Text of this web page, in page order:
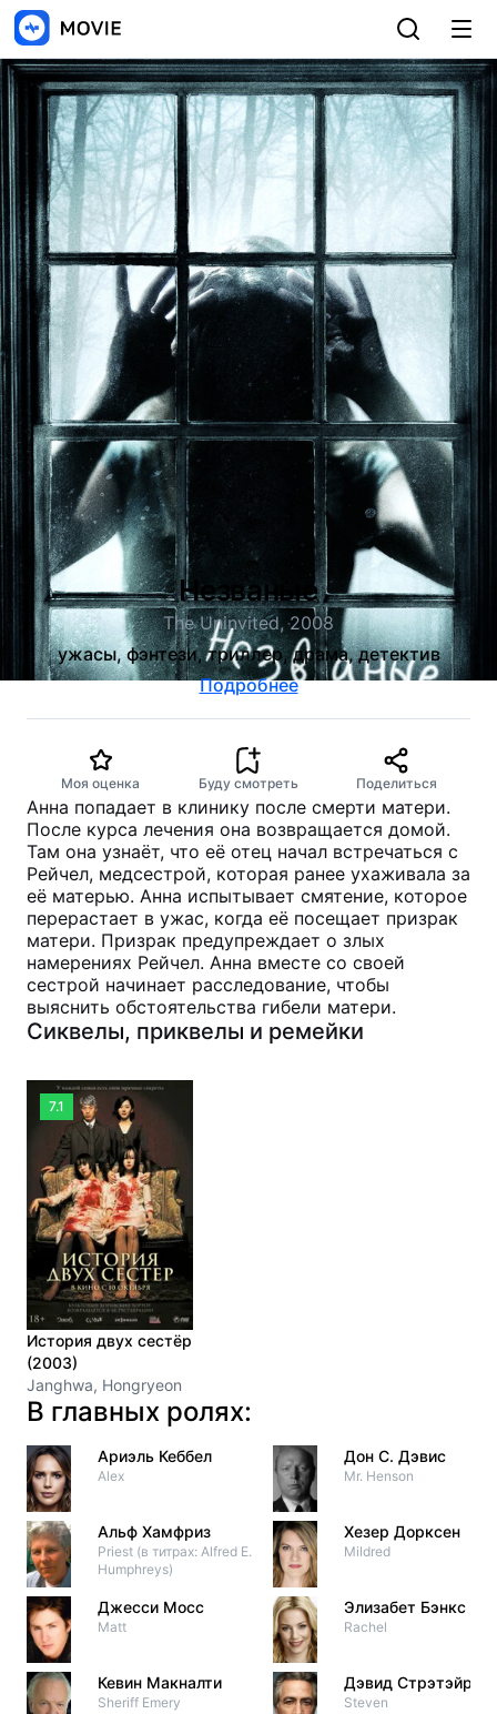
Незваные
The Uninvited, 2008
ужасы, фэнтези, триллер, драма, детектив
Подробнее
Моя оценка Буду смотреть Поделиться
Анна попадает в клинику после смерти матери.
После курса лечения она возвращается домой.
Там она узнаёт, что её отец начал встречаться с
Рейчел, медсестрой, которая ранее ухаживала за
её матерью. Анна испытывает смятение, которое
перерастает в ужас, когда её посещает призрак
матери. Призрак предупреждает о злых
намерениях Рейчел. Анна вместе со своей
сестрой начинает расследование, чтобы
выяснить обстоятельства гибели матери.
Сиквелы, приквелы и ремейки
7.1
История двух сестёр
(2003)
Janghwa, Hongryeon
В главных ролях:
Ариэль Кеббел
Alex
Альф Хамфриз
Priest (в титрах: Alfred E.
Humphreys)
Джесси Мосс
Matt
Кевин Макналти
Sheriff Emery
Дон С. Дэвис
Mr. Henson
Хезер Дорксен
Mildred
Элизабет Бэнкс
Rachel
Дэвид Стрэтэйрн
Steven